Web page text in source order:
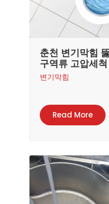
춘천 변기막힘
구역류 고압세
변기막힘
Read More